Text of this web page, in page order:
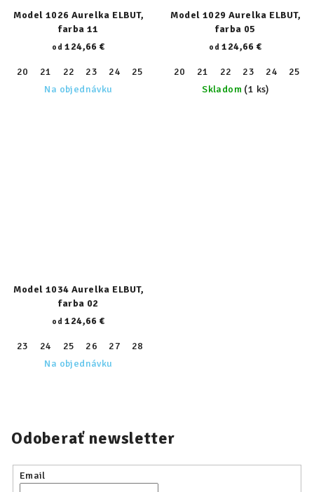
Model 1026 Aurelka ELBUT,
farba 11
od 124,66 €
20 21 22 23 24 25 27 28 29 30 31
32
Na objednávku
Model 1029 Aurelka ELBUT,
farba 05
od 124,66 €
20 21 22 23 24 25
Skladom (1 ks)
Model 1034 Aurelka ELBUT,
farba 02
od 124,66 €
23 24 25 26 27 28
Na objednávku
Odoberať newsletter
Email